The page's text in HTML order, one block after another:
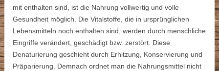
mit enthalten sind, ist die Nahrung vollwertig und volle
Gesundheit möglich. Die Vitalstoffe, die in ursprünglichen
Lebensmitteln noch enthalten sind, werden durch menschliche
Eingriffe verändert, geschädigt bzw. zerstört. Diese
Denaturierung geschieht durch Erhitzung, Konservierung und
Präparierung. Demnach ordnet man die Nahrungsmittel nicht